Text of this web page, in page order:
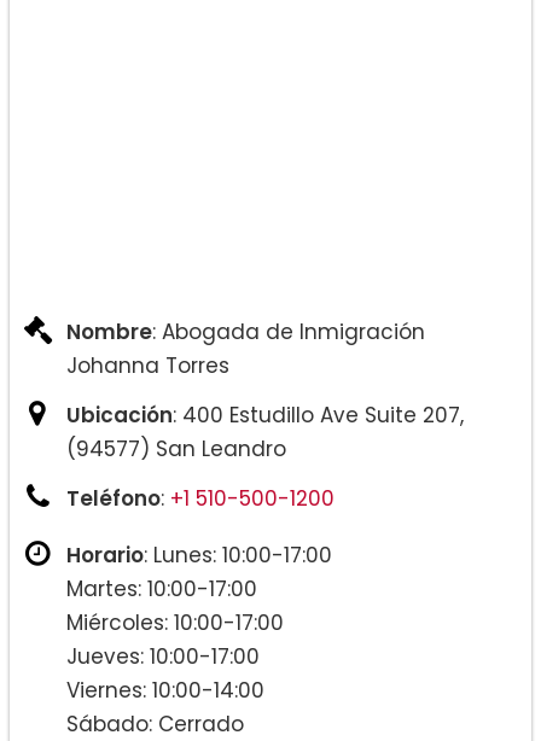
Nombre: Abogada de Inmigración
Johanna Torres
Ubicación: 400 Estudillo Ave Suite 207,
(94577) San Leandro
Teléfono: +1 510-500-1200
Horario: Lunes: 10:00-17:00
Martes: 10:00-17:00
Miércoles: 10:00-17:00
Jueves: 10:00-17:00
Viernes: 10:00-14:00
Sábado: Cerrado